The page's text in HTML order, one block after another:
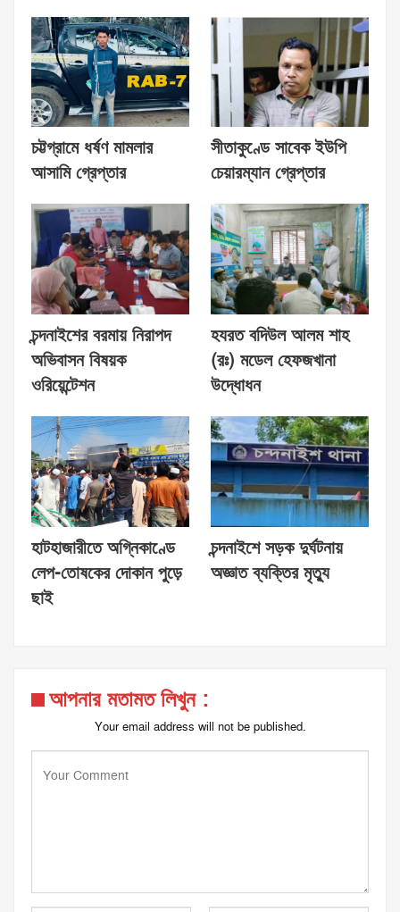
চট্টগ্রামে ধর্ষণ মামলার
আসামি গ্রেপ্তার
সীতাকুণ্ডে সাবেক ইউপি
চেয়ারম্যান গ্রেপ্তার
চন্দনাইশের বরমায় নিরাপদ
অভিবাসন বিষয়ক
ওরিয়েন্টেশন
হযরত বদিউল আলম শাহ
(রঃ) মডেল হেফজখানা
উদ্ধোধন
হাটহাজারীতে অগ্নিকাণ্ডে
লেপ-তোষকের দোকান পুড়ে
ছাই
চন্দনাইশে সড়ক দুর্ঘটনায়
অজ্ঞাত ব্যক্তির মৃত্যু
আপনার মতামত লিখুন :
Your email address will not be published.